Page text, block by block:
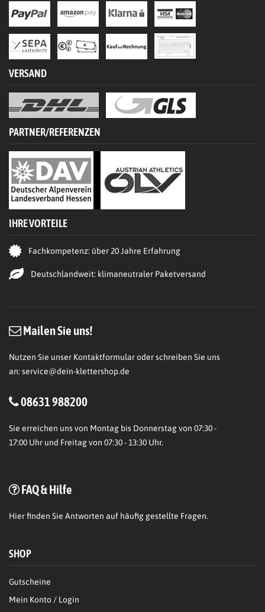
VERSAND
PARTNER/REFERENZEN
IHRE VORTEILE
Fachkompetenz: über 20 Jahre Erfahrung
Deutschlandweit: klimaneutraler Paketversand
Mailen Sie uns!
Nutzen Sie unser Kontaktformular oder schreiben Sie uns
an: service@dein-klettershop.de
08631 988200
Sie erreichen uns von Montag bis Donnerstag von 07:30 -
17:00 Uhr und Freitag von 07:30 - 13:30 Uhr.
FAQ & Hilfe
Hierfinden Sie Antworten auf häufig gestellte Fragen.
SHOP
Gutscheine
Mein Konto / Login